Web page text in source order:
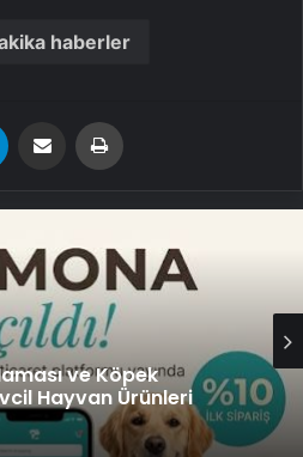
haberler
Email'den paylaş
ve Köpek
Hayvan Ürünleri